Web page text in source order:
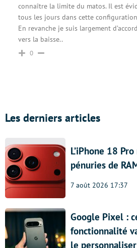
connaître la limite du matos. Il est
tous les jours dans cette
En revanche je suis largement
vers la baisse..
0
Les derniers articles
L’iPhone 18
pénuries de
7 août 2026 17:37
Google Pixel :
fonctionnalité
le